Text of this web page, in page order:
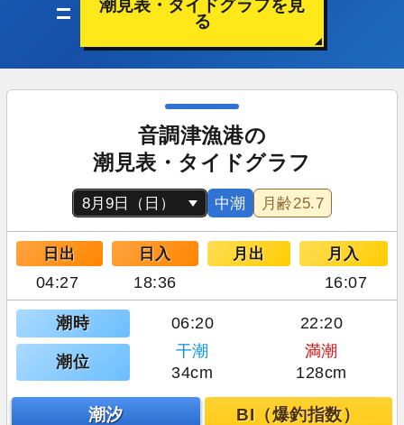
潮見表・タイドグラフを見
る
音調津漁港の
潮見表・タイドグラフ
中潮 月齢25.7
日出 日入 月出 月入
04:27 18:36 16:07
潮時 06:20 22:20
潮位
干潮
満潮
34cm
128cm
潮汐 BI（爆釣指数）